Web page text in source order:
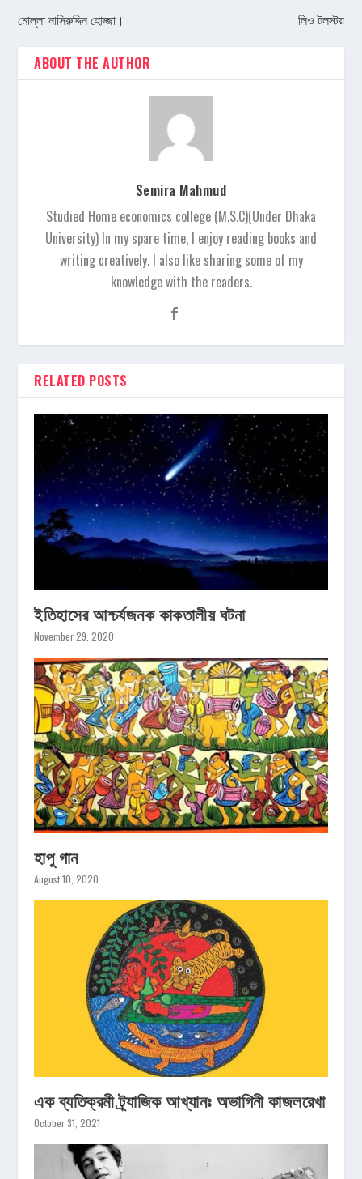
মোল্লা নাসিরুদ্দিন হোজ্জা। লিও টলস্টয়
ABOUT THE AUTHOR
Semira Mahmud
Studied Home economics college (M.S.C)(Under Dhaka
University) In my spare time, I enjoy reading books and
writing creatively. I also like sharing some of my
knowledge with the readers.
RELATED POSTS
ইতিহাসের আশ্চর্যজনক কাকতালীয় ঘটনা
November 29, 2020
হাপু গান
August 10, 2020
এক ব্যতিক্রমী ট্র্যাজিক আখ্যানঃ অভাগিনী কাজলরেখা
October 31, 2021